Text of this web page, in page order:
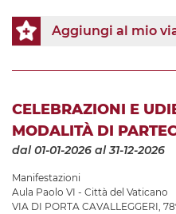
Aggiungi al mio
CELEBRAZIONI E
MODALITÀ DI
dal 01-01-2026 al 31-12-2026
Manifestazioni
Aula Paolo VI - Città del Vaticano
VIA DI PORTA CAVALLEGGERI,